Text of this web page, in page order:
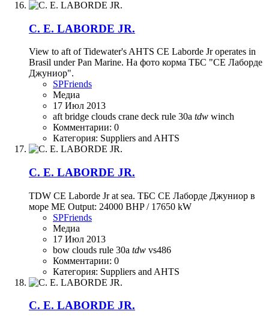
C. E. LABORDE JR.
View to aft of Tidewater's AHTS CE Laborde Jr operates in
Brasil under Pan Marine. На фото корма ТБС "СЕ Лаборде
Джуниор".
SPFriends
Медиа
17 Июл 2013
aft bridge clouds crane deck rule 30a tdw winch
Комментарии: 0
Категория: Suppliers and AHTS
C. E. LABORDE JR.
TDW CE Laborde Jr at sea. ТБС СЕ Лаборде Джуниор в
море ME Output: 24000 BHP / 17650 kW
SPFriends
Медиа
17 Июл 2013
bow clouds rule 30a tdw vs486
Комментарии: 0
Категория: Suppliers and AHTS
C. E. LABORDE JR.